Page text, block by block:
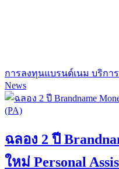
การลงทุนแบรนด์เนม บริกา
News
ฉลอง 2 ปี
ใหม่ Personal